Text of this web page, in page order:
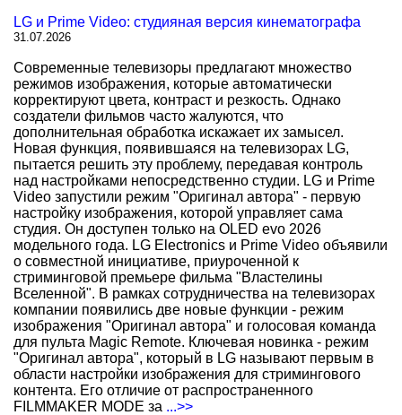
LG и Prime Video: студияная версия кинематографа
31.07.2026
Современные телевизоры предлагают множество
режимов изображения, которые автоматически
корректируют цвета, контраст и резкость. Однако
создатели фильмов часто жалуются, что
дополнительная обработка искажает их замысел.
Новая функция, появившаяся на телевизорах LG,
пытается решить эту проблему, передавая контроль
над настройками непосредственно студии. LG и Prime
Video запустили режим "Оригинал автора" - первую
настройку изображения, которой управляет сама
студия. Он доступен только на OLED evo 2026
модельного года. LG Electronics и Prime Video объявили
о совместной инициативе, приуроченной к
стриминговой премьере фильма "Властелины
Вселенной". В рамках сотрудничества на телевизорах
компании появились две новые функции - режим
изображения "Оригинал автора" и голосовая команда
для пульта Magic Remote. Ключевая новинка - режим
"Оригинал автора", который в LG называют первым в
области настройки изображения для стримингового
контента. Его отличие от распространенного
FILMMAKER MODE за ...>>